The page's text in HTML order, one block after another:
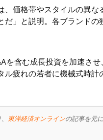
価格帯やスタイルの異な
だ」と説明。各ブランド
を含む成長投資を加速さ
疲れの若者に機械式時計
東洋経済オンラインの記事を元